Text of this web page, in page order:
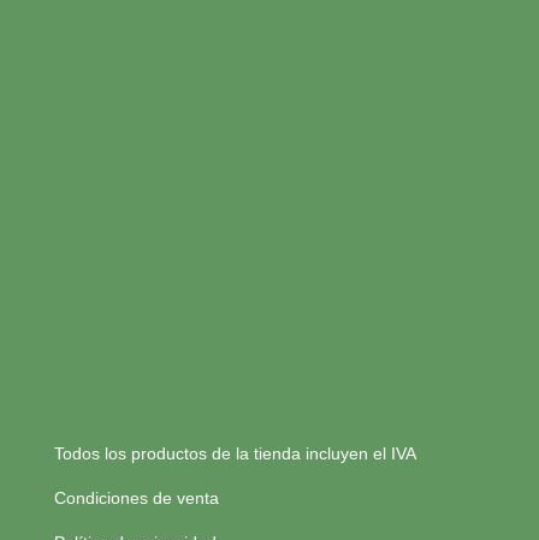
Todos los productos de la tienda incluyen el IVA
Condiciones de venta